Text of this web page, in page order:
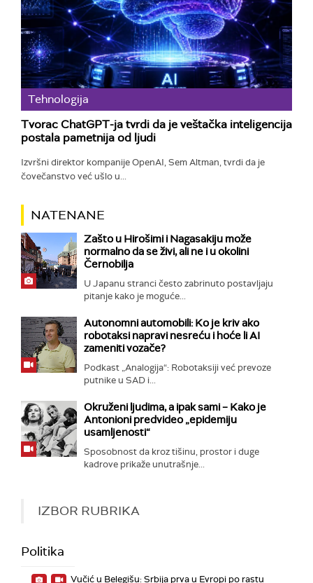
Tehnologija
Tvorac ChatGPT-ja tvrdi da je veštačka inteligencija
postala pametnija od ljudi
Izvršni direktor kompanije OpenAI, Sem Altman, tvrdi da je
čovečanstvo već ušlo u...
NATENANE
Zašto u Hirošimi i Nagasakiju može
normalno da se živi, ali ne i u okolini
Černobilja
U Japanu stranci često zabrinuto postavljaju
pitanje kako je moguće...
Autonomni automobili: Ko je kriv ako
robotaksi napravi nesreću i hoće li AI
zameniti vozače?
Podkast „Analogija“: Robotaksiji već prevoze
putnike u SAD i...
Okruženi ljudima, a ipak sami – Kako je
Antonioni predvideo „epidemiju
usamljenosti“
Sposobnost da kroz tišinu, prostor i duge
kadrove prikaže unutrašnje...
IZBOR RUBRIKA
Politika
Vučić u Belegišu: Srbija prva u Evropi po rastu